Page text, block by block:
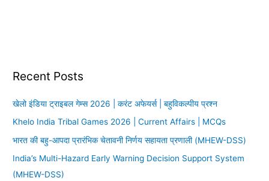
Recent Posts
खेलो इंडिया ट्राइबल गेम्स 2026 | करंट अफेयर्स | बहुविकल्पीय प्रश्न
Khelo India Tribal Games 2026 | Current Affairs | MCQs
भारत की बहु-आपदा प्रारंभिक चेतावनी निर्णय सहायता प्रणाली (MHEW-DSS)
India’s Multi-Hazard Early Warning Decision Support System
(MHEW-DSS)